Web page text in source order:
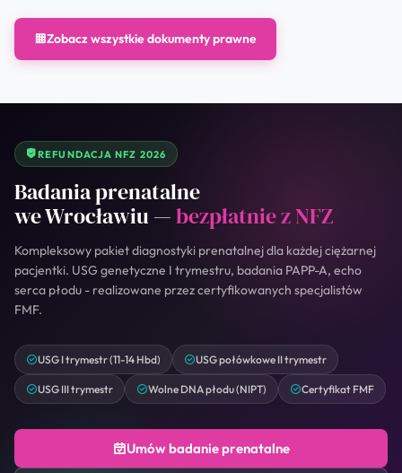
Zobacz wszystkie dokumenty prawne
REFUNDACJA NFZ 2026
Badania prenatalne
we Wrocławiu —bezpłatnie z NFZ
Kompleksowy pakiet diagnostyki prenatalnej dla każdej ciężarnej
pacjentki. USG genetyczne I trymestru, badania PAPP-A, echo
serca płodu - realizowane przez certyfikowanych specjalistów
FMF.
USG I trymestr (11-14 Hbd) USG połówkowe II trymestr
USG III trymestr Wolne DNA płodu (NIPT) Certyfikat FMF
Umów badanie prenatalne